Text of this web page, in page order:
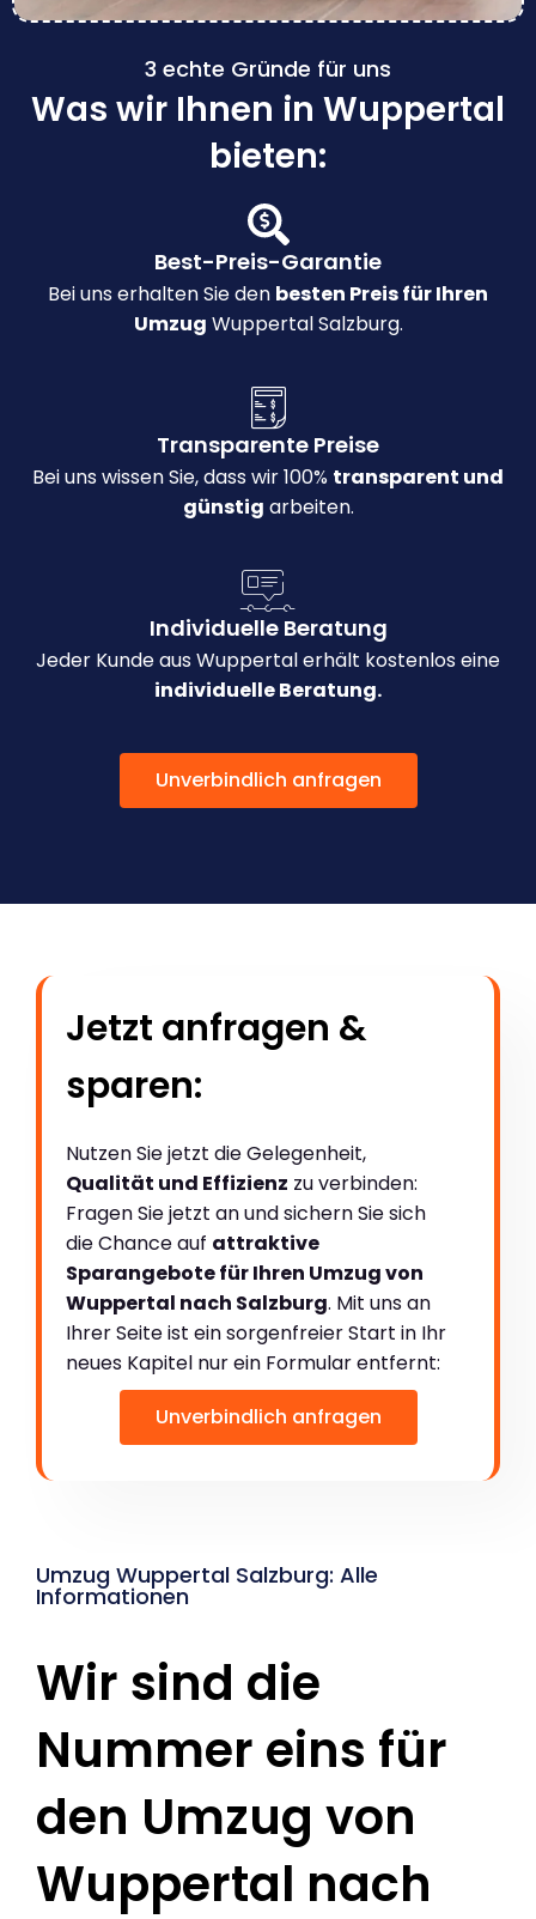
3 echte Gründe für uns
Was wir Ihnen in Wuppertal
bieten:
Best-Preis-Garantie
Bei uns erhalten Sie den besten Preis für Ihren
Umzug Wuppertal Salzburg.
Transparente Preise
Bei uns wissen Sie, dass wir 100% transparent und
günstig arbeiten.
Individuelle Beratung
Jeder Kunde aus Wuppertal erhält kostenlos eine
individuelle Beratung.
Unverbindlich anfragen
Jetzt anfragen &
sparen:
Nutzen Sie jetzt die Gelegenheit,
Qualität und Effizienz zu verbinden:
Fragen Sie jetzt an und sichern Sie sich
die Chance auf attraktive
Sparangebote für Ihren Umzug von
Wuppertal nach Salzburg. Mit uns an
Ihrer Seite ist ein sorgenfreier Start in Ihr
neues Kapitel nur ein Formular entfernt:
Unverbindlich anfragen
Umzug Wuppertal Salzburg: Alle
Informationen
Wir sind die
Nummer eins für
den Umzug von
Wuppertal nach